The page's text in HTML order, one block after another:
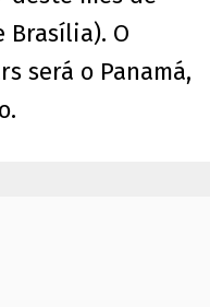
Brasília). O
será o Panamá,